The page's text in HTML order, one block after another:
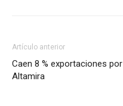
Artículo anterior
Caen 8 % exportaciones por
Altamira